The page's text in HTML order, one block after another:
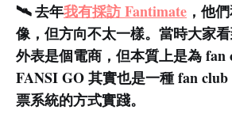
🛰️ 去年我有採訪 Fantimate ，他
像，但方向不太一樣。當時大家
外表是個電商，但本質上是為 fan
FANSI GO 其實也是一種 fan
票系統的方式實踐。